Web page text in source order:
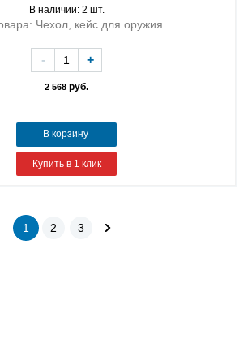
В наличии: 2 шт.
Чехол, кейс для оружия
2 568 руб.
- +
В корзину
Купить в 1 клик
1 2 3